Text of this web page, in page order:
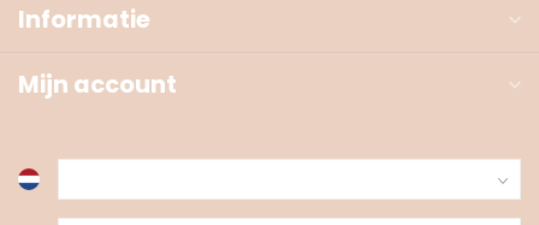
Informatie
Mijn account